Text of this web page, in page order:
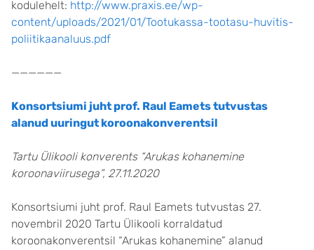
kodulehelt: http://www.praxis.ee/wp-
content/uploads/2021/01/Tootukassa-tootasu-huvitis-
poliitikaanaluus.pdf
——————
Konsortsiumi juht prof. Raul Eamets tutvustas
alanud uuringut koroonakonverentsil
Tartu Ülikooli konverents “Arukas kohanemine
koroonaviirusega”, 27.11.2020
Konsortsiumi juht prof. Raul Eamets tutvustas 27.
novembril 2020 Tartu Ülikooli korraldatud
koroonakonverentsil “Arukas kohanemine” alanud